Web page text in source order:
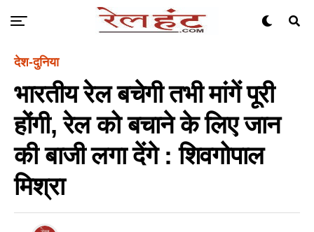
देश-दुनिया
भारतीय रेल बचेगी तभी मांगें पूरी
होंगी, रेल को बचाने के लिए जान
की बाजी लगा देंगे : शिवगोपाल
मिश्रा